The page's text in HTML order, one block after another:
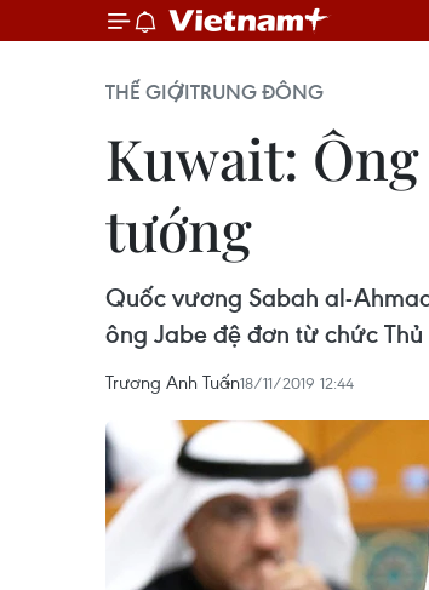
THẾ GIỚITRUNG ĐÔNG
Kuwait:
tướng
Quốc vương Sabah al-
ông Jabe đệ đơn từ chức
Trương Anh Tuấn18/11/2019 12:44